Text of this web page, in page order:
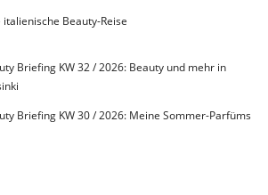
italienische Beauty-Reise
Briefing KW 32 / 2026: Beauty und mehr in
Briefing KW 30 / 2026: Meine Sommer-Parfüms